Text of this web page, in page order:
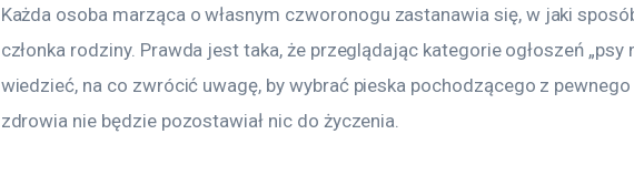
Każda osoba marząca o własnym czworonogu zastanawia się, w jaki
członka rodziny. Prawda jest taka, że przeglądając kategorie ogłoszeń „psy
wiedzieć, na co zwrócić uwagę, by wybrać pieska pochodzącego z
zdrowia nie będzie pozostawiał nic do życzenia.